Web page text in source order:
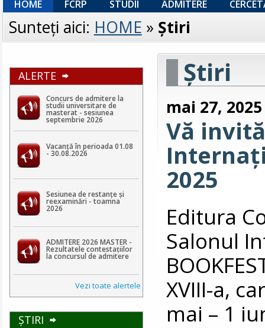
HOME FCRP STUDII ADMITERE
Sunteţi aici: HOME » Ştiri
ALERTE
Concurs de admitere la
studii universitare de
masterat - sesiunea
septembrie 2026
Vacanță în perioada 01.08
- 30.08.2026
Sesiunea de restanțe și
reexaminări - toamna
2026
ADMITERE 2026 MASTER -
Rezultatele contestaţiilor
la concursul de admitere
Vezi toate alertele
ŞTIRI
Ştiri
mai 27, 2025
Vă
2025
Editura
Salonul
XVIII-a,
mai – 1